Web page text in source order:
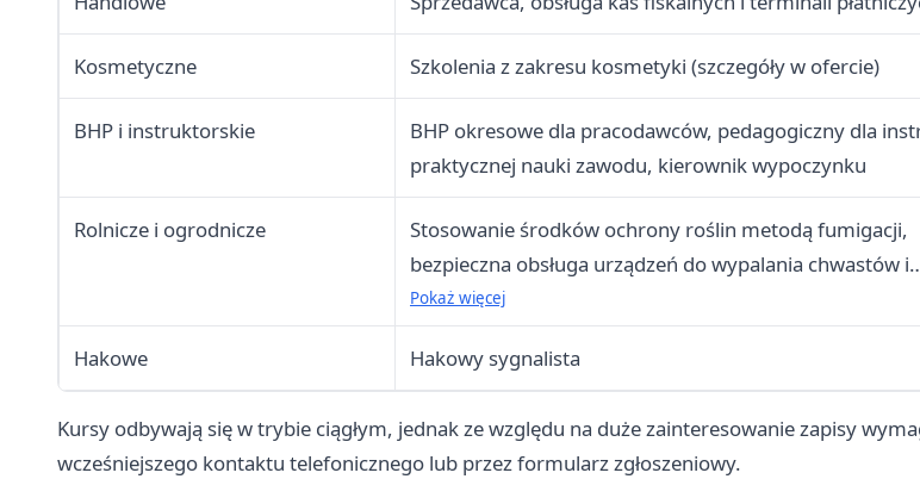
Kosmetyczne Szkolenia z zakresu kosmetyki (szczegóły w ofercie)
BHP i instruktorskie
BHP okresowe dla pracodawców, pedagogiczny dla
praktycznej nauki zawodu, kierownik wypoczynku
Rolnicze i ogrodnicze
Stosowanie środków ochrony roślin metodą fumigacji,
bezpieczna obsługa urządzeń do wypalania chwastów i
konserwacji terenów zielonych, transport zwierząt
Pokaż więcej
Hakowe Hakowy sygnalista
Kursy odbywają się w trybie ciągłym, jednak ze względu na duże zainteresowanie zapisy
wcześniejszego kontaktu telefonicznego lub przez formularz zgłoszeniowy.